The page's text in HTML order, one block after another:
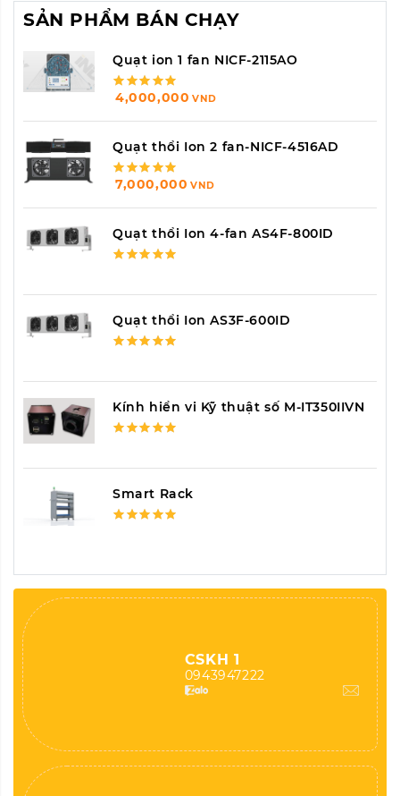
SẢN PHẨM BÁN CHẠY
Quạt ion 1 fan NICF-2115AO
4,000,000 VND
Quạt thổi Ion 2 fan-NICF-4516AD
7,000,000 VND
Quạt thổi Ion 4-fan AS4F-800ID
Quạt thổi Ion AS3F-600ID
Kính hiển vi Kỹ thuật số M-IT350IIVN
Smart Rack
CSKH 1
0943947222